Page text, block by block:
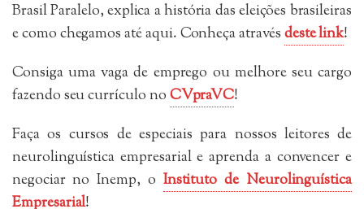
Brasil Paralelo, explica a história das eleições brasileiras
e como chegamos até aqui. Conheça atravésdeste link!
Consiga uma vaga de emprego ou melhore seu cargo
fazendo seu currículo noCVpraVC!
Faça os cursos de especiais para nossos leitores de
neurolinguística empresarial e aprenda a convencer e
negociar no Inemp, o Instituto de Neurolinguística
Empresarial!